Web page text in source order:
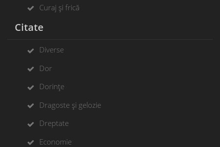
Curaj și frică
Citate
Diverse
Dor
Dorințe
Dragoste și gelozie
Dreptate
Economie